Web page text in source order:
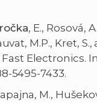
, E., Rosová,
M.P., Kret,
Electronics.
5495-7433.
M.,